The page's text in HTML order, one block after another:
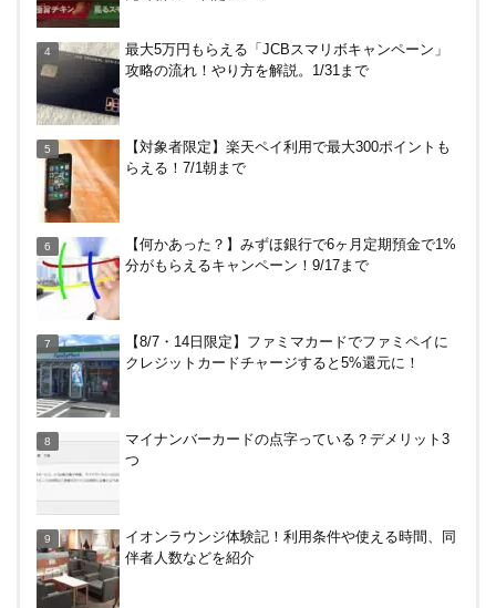
札内と改札外の違いなど
分がもらえるキャンペーン！9/17まで
伴者人数などを紹介
後の対応、仕上がり時間などまとめ
どこ？雨でもやる？料金は？
で。10/30まで
最大5万円もらえる「JCBスマリボキャンペーン」
攻略の流れ！やり方を解説。1/31まで
【対象者限定】楽天ペイ利用で最大300ポイントも
らえる！7/1朝まで
【何かあった？】みずほ銀行で6ヶ月定期預金で1%
分がもらえるキャンペーン！9/17まで
【8/7・14日限定】ファミマカードでファミペイに
クレジットカードチャージすると5%還元に！
マイナンバーカードの点字っている？デメリット3
つ
イオンラウンジ体験記！利用条件や使える時間、同
伴者人数などを紹介